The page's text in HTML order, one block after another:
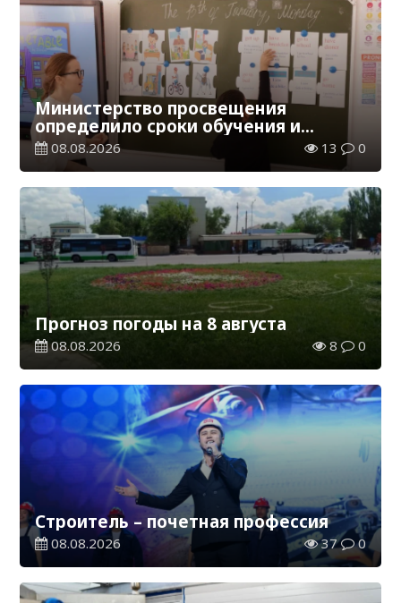
Министерство просвещения
определило сроки обучения и
каникул на 2026-2027 учебный год
08.08.2026 13 0
Прогноз погоды на 8 августа
08.08.2026 8 0
Строитель – почетная профессия
08.08.2026 37 0